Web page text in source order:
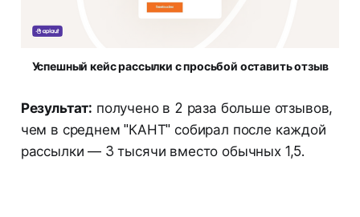
Успешный кейс рассылки с просьбой оставить отзыв
Результат: получено в 2 раза больше отзывов,
чем в среднем "КАНТ" собирал после каждой
рассылки — 3 тысячи вместо обычных 1,5.